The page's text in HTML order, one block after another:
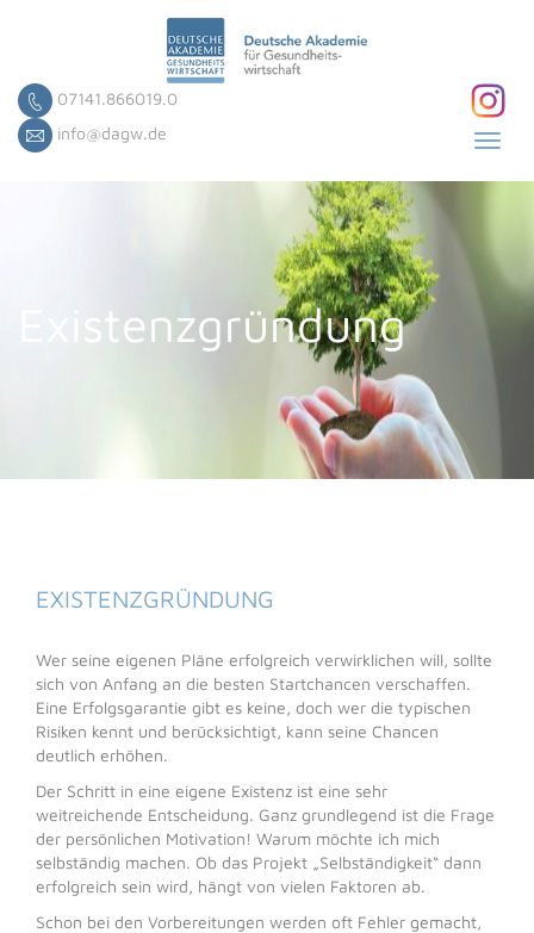
07141.866019.0
info@dagw.de
Existenzgründung
EXISTENZGRÜNDUNG
Wer seine eigenen Pläne erfolgreich verwirklichen will, sollte
sich von Anfang an die besten Startchancen verschaffen.
Eine Erfolgsgarantie gibt es keine, doch wer die typischen
Risiken kennt und berücksichtigt, kann seine Chancen
deutlich erhöhen.
Der Schritt in eine eigene Existenz ist eine sehr
weitreichende Entscheidung. Ganz grundlegend ist die Frage
der persönlichen Motivation! Warum möchte ich mich
selbständig machen. Ob das Projekt „Selbständigkeit“ dann
erfolgreich sein wird, hängt von vielen Faktoren ab.
Schon bei den Vorbereitungen werden oft Fehler gemacht,